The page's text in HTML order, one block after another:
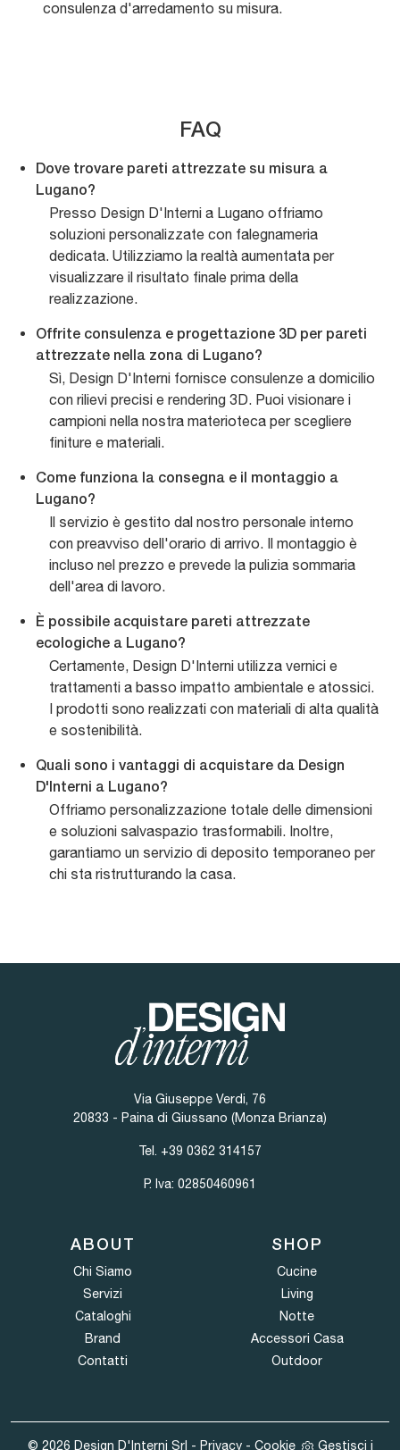
consulenza d'arredamento su misura.
FAQ
Dove trovare pareti attrezzate su misura a
Lugano?
Presso Design D'Interni a Lugano offriamo
soluzioni personalizzate con falegnameria
dedicata. Utilizziamo la realtà aumentata per
visualizzare il risultato finale prima della
realizzazione.
Offrite consulenza e progettazione 3D per pareti
attrezzate nella zona di Lugano?
Sì, Design D'Interni fornisce consulenze a domicilio
con rilievi precisi e rendering 3D. Puoi visionare i
campioni nella nostra materioteca per scegliere
finiture e materiali.
Come funziona la consegna e il montaggio a
Lugano?
Il servizio è gestito dal nostro personale interno
con preavviso dell'orario di arrivo. Il montaggio è
incluso nel prezzo e prevede la pulizia sommaria
dell'area di lavoro.
È possibile acquistare pareti attrezzate
ecologiche a Lugano?
Certamente, Design D'Interni utilizza vernici e
trattamenti a basso impatto ambientale e atossici.
I prodotti sono realizzati con materiali di alta qualità
e sostenibilità.
Quali sono i vantaggi di acquistare da Design
D'Interni a Lugano?
Offriamo personalizzazione totale delle dimensioni
e soluzioni salvaspazio trasformabili. Inoltre,
garantiamo un servizio di deposito temporaneo per
chi sta ristrutturando la casa.
Via Giuseppe Verdi, 76
20833 - Paina di Giussano (Monza Brianza)
Tel. +39 0362 314157
P. Iva: 02850460961
ABOUT
Chi Siamo
Servizi
Cataloghi
Brand
Contatti
SHOP
Cucine
Living
Notte
Accessori Casa
Outdoor
© 2026 Design D'Interni Srl - Privacy- Cookie Gestisci i